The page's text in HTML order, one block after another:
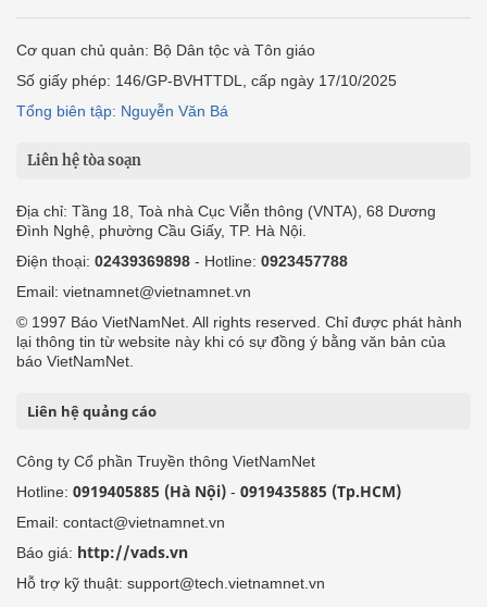
Cơ quan chủ quản: Bộ Dân tộc và Tôn giáo
Số giấy phép: 146/GP-BVHTTDL, cấp ngày 17/10/2025
Tổng biên tập: Nguyễn Văn Bá
Liên hệ tòa soạn
Địa chỉ: Tầng 18, Toà nhà Cục Viễn thông (VNTA), 68 Dương
Đình Nghệ, phường Cầu Giấy, TP. Hà Nội.
Điện thoại: 02439369898 - Hotline: 0923457788
Email: vietnamnet@vietnamnet.vn
© 1997 Báo VietNamNet. All rights reserved. Chỉ được phát hành
lại thông tin từ website này khi có sự đồng ý bằng văn bản của
báo VietNamNet.
Liên hệ quảng cáo
Công ty Cổ phần Truyền thông VietNamNet
Hotline: 0919405885 (Hà Nội) - 0919435885 (Tp.HCM)
Email: contact@vietnamnet.vn
Báo giá: http://vads.vn
Hỗ trợ kỹ thuật: support@tech.vietnamnet.vn